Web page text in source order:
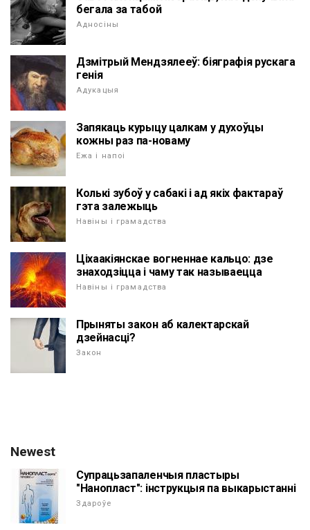
бегала за табой
Адносіны
Дзмітрый Мендзялееў: біяграфія рускага
генія
Адукацыя
Запякаць курыцу цалкам у духоўцы
кожны раз па-новаму
Ежа і напоі
Колькі зубоў у сабакі і ад якіх фактараў
гэта залежыць
Навіны і грамадства
Ціхаакіянскае вогненнае кальцо: дзе
знаходзіцца і чаму так называецца
Навіны і грамадства
Прыняты закон аб калектарскай
дзейнасці?
Закон
Newest
Супрацьзапаленчыя пластыры
"Нанопласт": інструкцыя па выкарыстанні
Здароўе